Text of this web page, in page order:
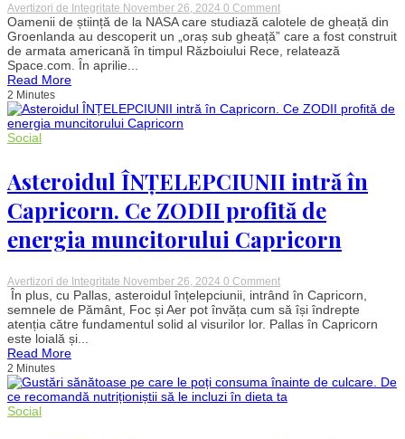
Avertizori de Integritate November 26, 2024 0 Commenton
Proiectul
„Iceworm”
Tunelurile
sub
Oamenii de știință de la NASA care studiază calotele de gheață din
Groenlanda au descoperit un „oraș sub gheață” care a fost construit
de armata americană în timpul Războiului Rece, relatează
Space.com. În aprilie...
Read More
2 Minutes
Social
Asteroidul ÎNȚELEPCIUNII intră în
Capricorn. Ce ZODII profită de
energia muncitorului Capricorn
Avertizori de Integritate November 26, 2024 0 Commenton
Asteroidul
ÎNȚELEPCIUNII
intră
în
profită
de
În plus, cu Pallas, asteroidul înțelepciunii, intrând în Capricorn,
semnele de Pământ, Foc și Aer pot învăța cum să își îndrepte
atenția către fundamentul solid al visurilor lor. Pallas în Capricorn
este loială și...
Read More
2 Minutes
Social